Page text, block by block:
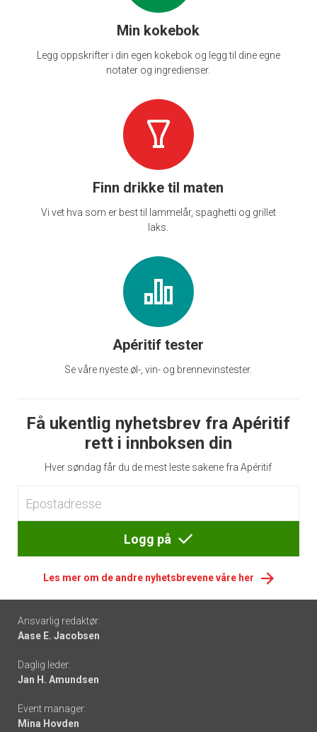
Min kokebok
Legg oppskrifter i din egen kokebok og legg til dine egne
notater og ingredienser.
Finn drikke til maten
Vi vet hva som er best til lammelår, spaghetti og grillet
laks.
Apéritif tester
Se våre nyeste øl-, vin- og brennevinstester.
Få ukentlig nyhetsbrev fra Apéritif
rett i innboksen din
Hver søndag får du de mest leste sakene fra Apéritif
Logg på
Les mer om de andre nyhetsbrevene våre her
Footer
-
links
Ansvarlig redaktør:
Aase E. Jacobsen
Daglig leder:
Jan H. Amundsen
Event manager:
Mina Hovden